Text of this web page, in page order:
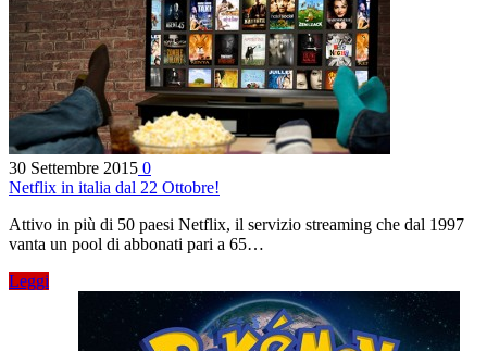
30 Settembre 2015 0
Netflix in italia dal 22 Ottobre!
Attivo in più di 50 paesi Netflix, il servizio streaming che dal 1997
vanta un pool di abbonati pari a 65…
Leggi